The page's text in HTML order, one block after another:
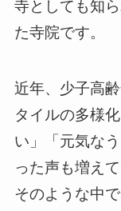
寺としても知
た寺院です。
近年、少子高
タイルの多様
い」「元気な
った声も増えて
そのような中